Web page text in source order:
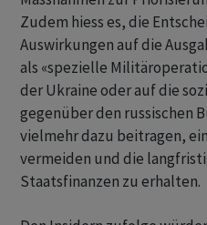
Zudem hiess es, die
Auswirkungen auf die
als «spezielle
der Ukraine oder auf die
gegenüber den russischen
vielmehr dazu beitragen,
vermeiden und die
Staatsfinanzen zu erhalten.